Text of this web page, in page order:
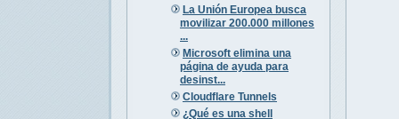
La Unión Europea busca
movilizar 200.000 millones
...
Microsoft elimina una
página de ayuda para
desinst...
Cloudflare Tunnels
¿Qué es una shell